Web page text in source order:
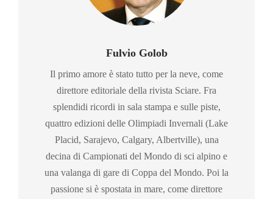
Fulvio Golob
Il primo amore è stato tutto per la neve, come
direttore editoriale della rivista Sciare. Fra
splendidi ricordi in sala stampa e sulle piste,
quattro edizioni delle Olimpiadi Invernali (Lake
Placid, Sarajevo, Calgary, Albertville), una
decina di Campionati del Mondo di sci alpino e
una valanga di gare di Coppa del Mondo. Poi la
passione si è spostata in mare, come direttore